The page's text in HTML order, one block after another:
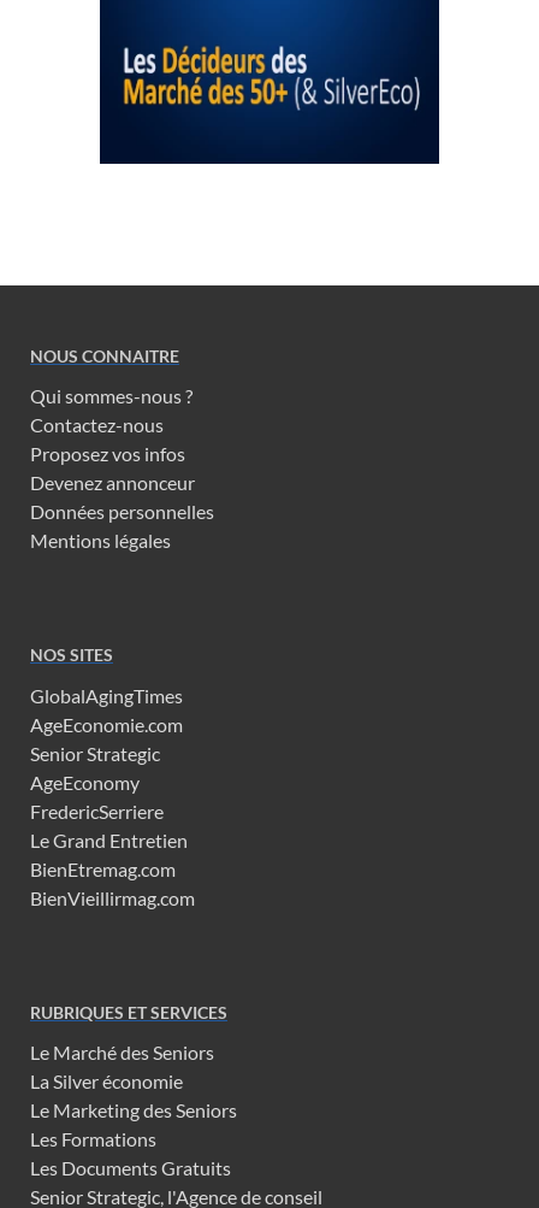
NOUS CONNAITRE
Qui sommes-nous ?
Contactez-nous
Proposez vos infos
Devenez annonceur
Données personnelles
Mentions légales
NOS SITES
GlobalAgingTimes
AgeEconomie.com
Senior Strategic
AgeEconomy
FredericSerriere
Le Grand Entretien
BienEtremag.com
BienVieillirmag.com
RUBRIQUES ET SERVICES
Le Marché des Seniors
La Silver économie
Le Marketing des Seniors
Les Formations
Les Documents Gratuits
Senior Strategic, l'Agence de conseil